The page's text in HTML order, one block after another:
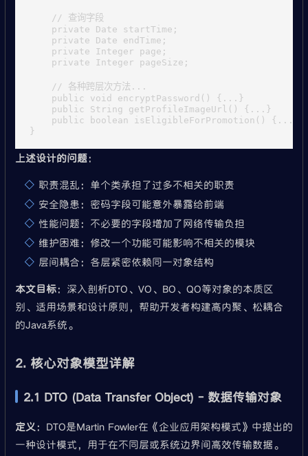
    // 查询字段
    private Date startTime;
    private Date endTime;
    private Integer page;
    private Integer pageSize;
    // 各种跨层次方法...
    public void encryptPassword() {...}
    public String getProfileImageUrl() {...}
    public boolean isEligibleForPromotion() {...}
上述设计的问题：
职责混乱：单个类承担了过多不相关的职责
安全隐患：密码字段可能意外暴露给前端
性能问题：不必要的字段增加了网络传输负担
维护困难：修改一个功能可能影响不相关的模块
层间耦合：各层紧密依赖同一对象结构
本文目标：深入剖析DTO、VO、BO、QO等对象的本质区
别、适用场景和设计原则，帮助开发者构建高内聚、松耦合
的Java系统。
2. 核心对象模型详解
2.1 DTO (Data Transfer Object) - 数据传输对象
定义 ：DTO是Martin Fowler在《企业应用架构模式》中提出的
一种设计模式，用于在不同层或系统边界间高效传输数据。